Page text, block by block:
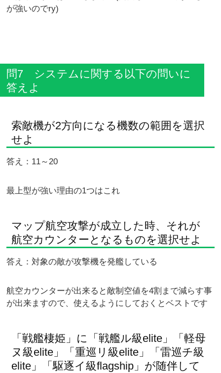
が強いのでry)
問7 システムに関する以下の問いに
答えよ
索敵機が2方向になる機数の範囲を選択
せよ
答え：11～20
最上型が強い理由の1つはこれ
マップ航空攻撃が成立した時、それが
航空カウンターとなるものを選択せよ
答え：対象の敵が攻撃機を発艦している
航空カウンターが出来ると敵制空値を4割まで減らす事
が出来ますので、使えるようにしておくとベストです
「戦艦棲姫」に「戦艦ル級elite」「軽母
ヌ級elite」「重巡リ級elite」「雷巡チ級
elite」「駆逐イ級flagship」が随伴して